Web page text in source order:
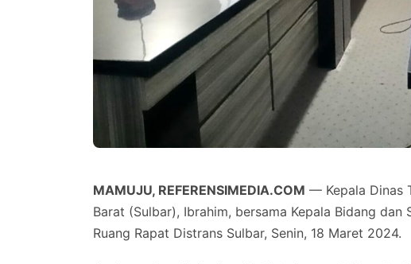
MAMUJU, REFERENSIMEDIA.COM — Kepala Dinas
Barat (Sulbar), Ibrahim, bersama Kepala Bidang
Ruang Rapat Distrans Sulbar, Senin, 18 Maret 2024.